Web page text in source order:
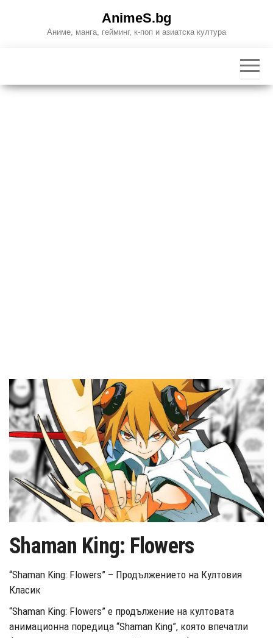
AnimeS.bg
Аниме, манга, гейминг, к-поп и азиатска култура
Shaman King: Flowers
“Shaman King: Flowers” – Продължението на Култовия
Класик
“Shaman King: Flowers” е продължение на култовата
анимационна поредица “Shaman King”, която впечатли